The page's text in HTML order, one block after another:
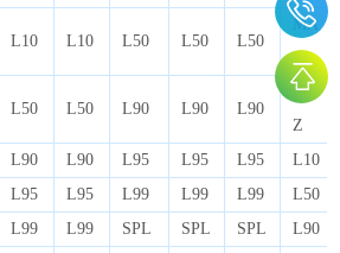
L10 L10 L50 L50 L50
MA
X
L50 L50 L90 L90 L90
PK
Z
L90 L90 L95 L95 L95
L10
L95 L95 L99 L99 L99
L50
L99 L99 SPL SPL SPL
L90